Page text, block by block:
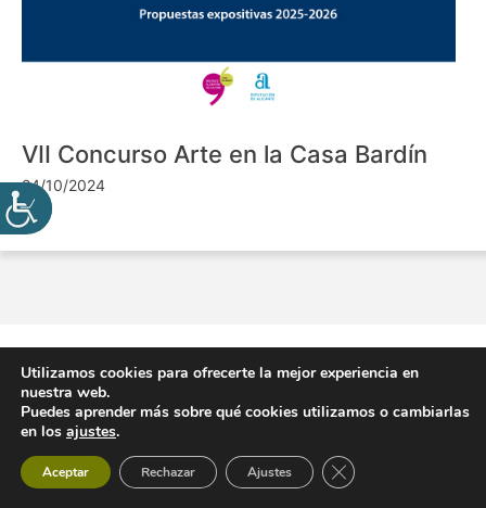
VII Concurso Arte en la Casa Bardín
24/10/2024
Utilizamos cookies para ofrecerte la mejor experiencia en
nuestra web.
Puedes aprender más sobre qué cookies utilizamos o cambiarlas
en los ajustes.
Aceptar Rechazar Ajustes Cerrar el banner de